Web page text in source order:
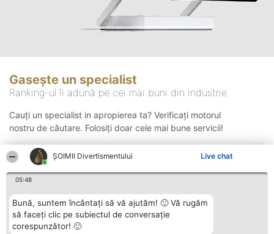
ŞOIMII Divertismentului Live chat
05:48
Bună, suntem încântați să vă ajutăm! 🙂 Vă rugăm
să faceți clic pe subiectul de conversație
corespunzător! 🙂
Gasește un specialist
Ranking-ul îi adună pe cei mai buni din industrie
Cauți un specialist in apropierea ta? Verificați motorul
nostru de căutare. Folosiți doar cele mai bune servicii!